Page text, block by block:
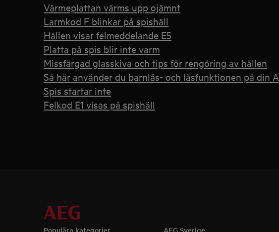
Värmeplattan värms upp ojämnt
Larmkod F blinkar på spishäll
Hällen visar felmeddelande E5
Platta på spis blir inte varm
Missfärgad glasskiva och tips för rengöring av hällen
Så här använder du barnlås- och låsfunktionen på din
Spis startar inte
Felkod E1 visas på spishäll
Populära kategorier AEG Sverige